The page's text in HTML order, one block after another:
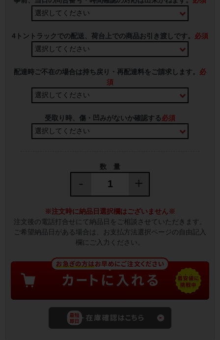
4トントラックでの配送、荷台上での商品お引き渡しです。 必須
配達時ご不在の場合は持ち戻り・再配達料をご請求します。 必
須
受取り時、傷・凹みがないか確認する必須
数 量
- +
※注文時に納品日選択欄はございません※
注文後の電話打合せにて納品日をご相談させていただきます。
ご希望納品日がある場合は、お支払方法選択ページの自由記入
欄にご入力ください。